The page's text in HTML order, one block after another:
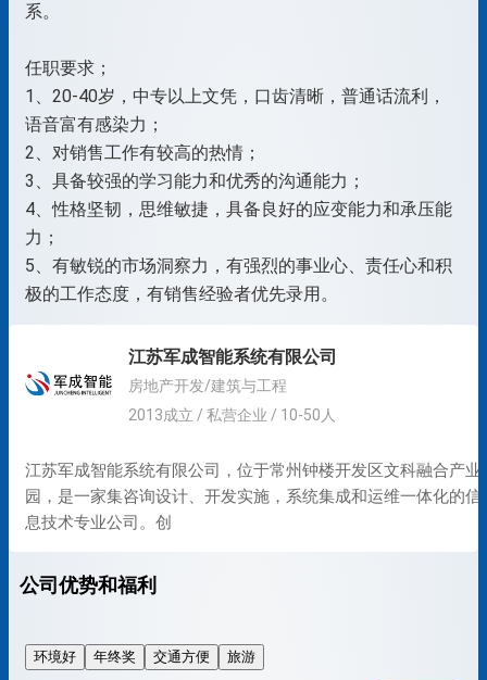
系。
任职要求；
1、20-40岁，中专以上文凭，口齿清晰，普通话流利，
语音富有感染力；
2、对销售工作有较高的热情；
3、具备较强的学习能力和优秀的沟通能力；
4、性格坚韧，思维敏捷，具备良好的应变能力和承压能
力；
5、有敏锐的市场洞察力，有强烈的事业心、责任心和积
极的工作态度，有销售经验者优先录用。
江苏军成智能系统有限公司
房地产开发/建筑与工程
2013成立 / 私营企业 / 10-50人
江苏军成智能系统有限公司，位于常州钟楼开发区文科融合产业
园，是一家集咨询设计、开发实施，系统集成和运维一体化的信
息技术专业公司。创
公司优势和福利
环境好 年终奖 交通方便 旅游